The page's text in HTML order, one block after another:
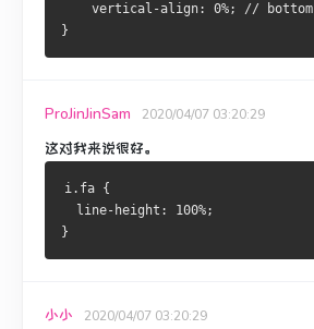
    vertical-align: 0%; // bottom
}
ProJinJinSam 2020/04/07 03:20:29
这对我来说很好。
i.fa {
  line-height: 100%;
}
小小 2020/04/07 03:20:29